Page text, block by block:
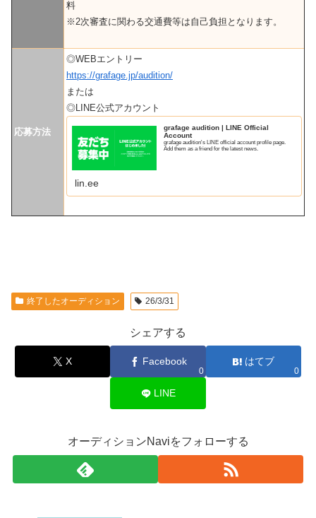
料
※2次審査に関わる交通費等は自己負担となります。
応募方法
◎WEBエントリー
https://grafage.jp/audition/
または
◎LINE公式アカウント
grafage audition | LINE Official
Account
grafage audition's LINE official account profile page.
Add them as a friend for the latest news.
lin.ee
終了したオーディション 26/3/31
シェアする
X Facebook
0
はてブ
0
LINE
オーディションNaviをフォローする